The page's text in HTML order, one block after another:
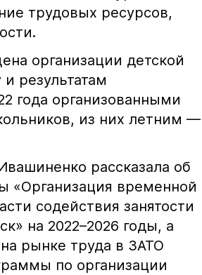
трудовых ресурсов,
организации детской
результатам
года организованными
из них летним —
рассказала об
«Организация временной
содействия занятости
на 2022–2026 годы, а
рынке труда в ЗАТО
по организации